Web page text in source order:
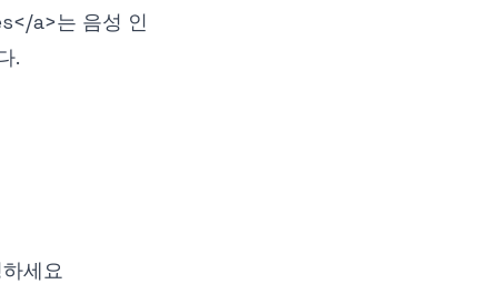
</a>는 음성 인
.
세요